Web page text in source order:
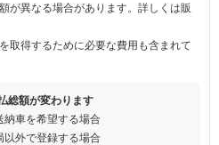
が異なる場合があります。詳しくは販
取得するために必要な費用も含まれて
総額が変わります
納車を希望する場合
外で登録する場合